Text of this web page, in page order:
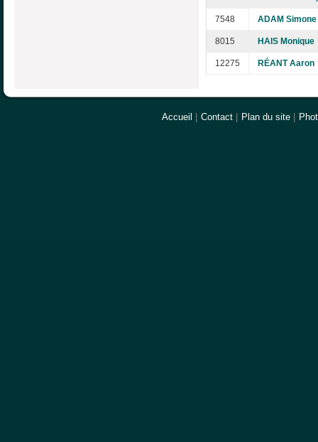
7548 ADAM Simone
8015 HAIS Monique
12275 RÉANT Aaron
Accueil Contact Plan du site